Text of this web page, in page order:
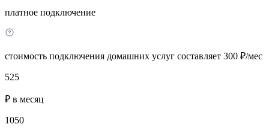
платное подключение
стоимость подключения домашних услуг составляет 300 ₽/мес
525
₽ в месяц
1050